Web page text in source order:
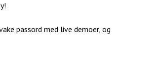
passord med live demoer, og